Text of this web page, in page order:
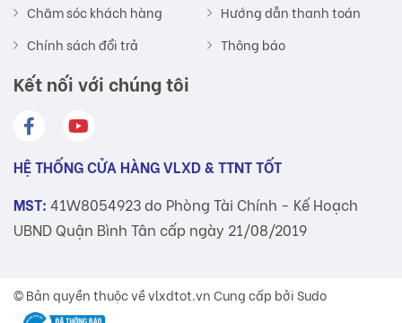
Chăm sóc khách hàng
Chính sách đổi trả
Hướng dẫn thanh toán
Thông báo
Kết nối với chúng tôi
HỆ THỐNG CỬA HÀNG VLXD & TTNT TỐT
MST: 41W8054923 do Phòng Tài Chính - Kế Hoạch
UBND Quận Bình Tân cấp ngày 21/08/2019
© Bản quyền thuộc vềvlxdtot.vnCung cấp bởi Sudo